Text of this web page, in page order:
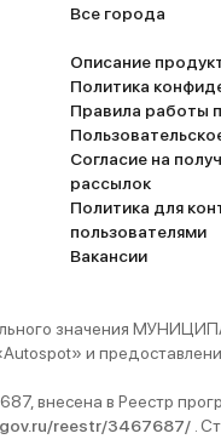
Все города
Описание
Политика
Правила работы
Согласие на
рассылок
Политика для
пользователями
Вакансии
значения
и
внесена в Реестр
reestr/3467687/ .